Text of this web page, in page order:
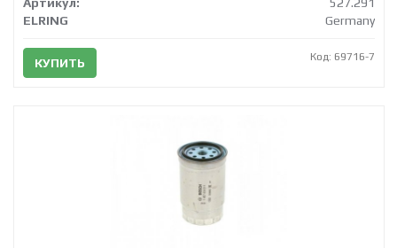
ELRING
Germany
КУПИТЬ Код: 69716-7